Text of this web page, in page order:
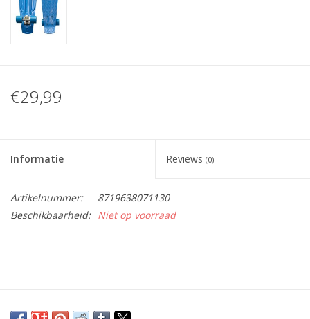
Horloge
Kalenders
€29,99
Informatie Reviews (0)
Artikelnummer:
8719638071130
Beschikbaarheid: Niet op voorraad